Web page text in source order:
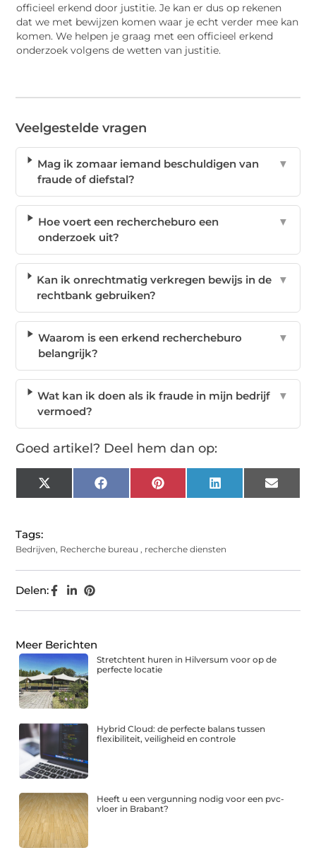
officieel erkend door justitie. Je kan er dus op rekenen
dat we met bewijzen komen waar je echt verder mee kan
komen. We helpen je graag met een officieel erkend
onderzoek volgens de wetten van justitie.
Veelgestelde vragen
Mag ik zomaar iemand beschuldigen van
fraude of diefstal?
▼
Hoe voert een rechercheburo een
onderzoek uit?
▼
Kan ik onrechtmatig verkregen bewijs in de
rechtbank gebruiken?
▼
Waarom is een erkend rechercheburo
belangrijk?
▼
Wat kan ik doen als ik fraude in mijn bedrijf
vermoed?
▼
Goed artikel? Deel hem dan op:
X
(Twitter)
Facebook Pinterest LinkedIn Email
Tags:
Bedrijven, Recherche bureau , recherche diensten
Delen:
Meer Berichten
Stretchtent huren in Hilversum voor op de
perfecte locatie
Hybrid Cloud: de perfecte balans tussen
flexibiliteit, veiligheid en controle
Heeft u een vergunning nodig voor een pvc-
vloer in Brabant?